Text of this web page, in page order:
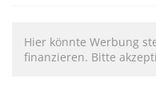
Hier könnte Werbung
finanzieren. Bitte